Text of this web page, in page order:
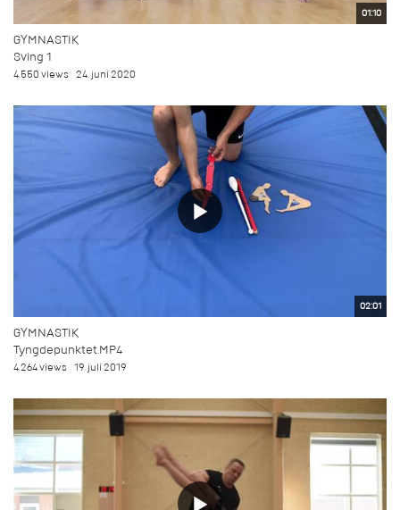
01:10
GYMNASTIK
Sving 1
4.550 views 24. juni 2020
02:01
GYMNASTIK
Tyngdepunktet.MP4
4.264 views 19. juli 2019